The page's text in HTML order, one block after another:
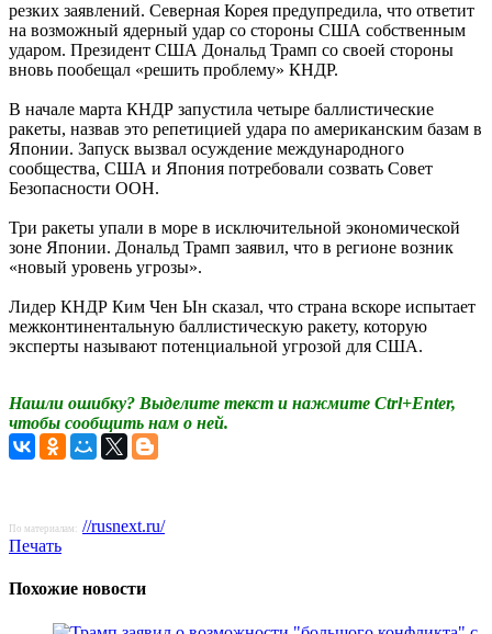
резких заявлений. Северная Корея предупредила, что ответит
на возможный ядерный удар со стороны США собственным
ударом. Президент США Дональд Трамп со своей стороны
вновь пообещал «решить проблему» КНДР.
В начале марта КНДР запустила четыре баллистические
ракеты, назвав это репетицией удара по американским базам в
Японии. Запуск вызвал осуждение международного
сообщества, США и Япония потребовали созвать Совет
Безопасности ООН.
Три ракеты упали в море в исключительной экономической
зоне Японии. Дональд Трамп заявил, что в регионе возник
«новый уровень угрозы».
Лидер КНДР Ким Чен Ын сказал, что страна вскоре испытает
межконтинентальную баллистическую ракету, которую
эксперты называют потенциальной угрозой для США.
Нашли ошибку? Выделите текст и нажмите Ctrl+Enter,
чтобы сообщить нам о ней.
По материалам: //rusnext.ru/
Печать
Похожие новости